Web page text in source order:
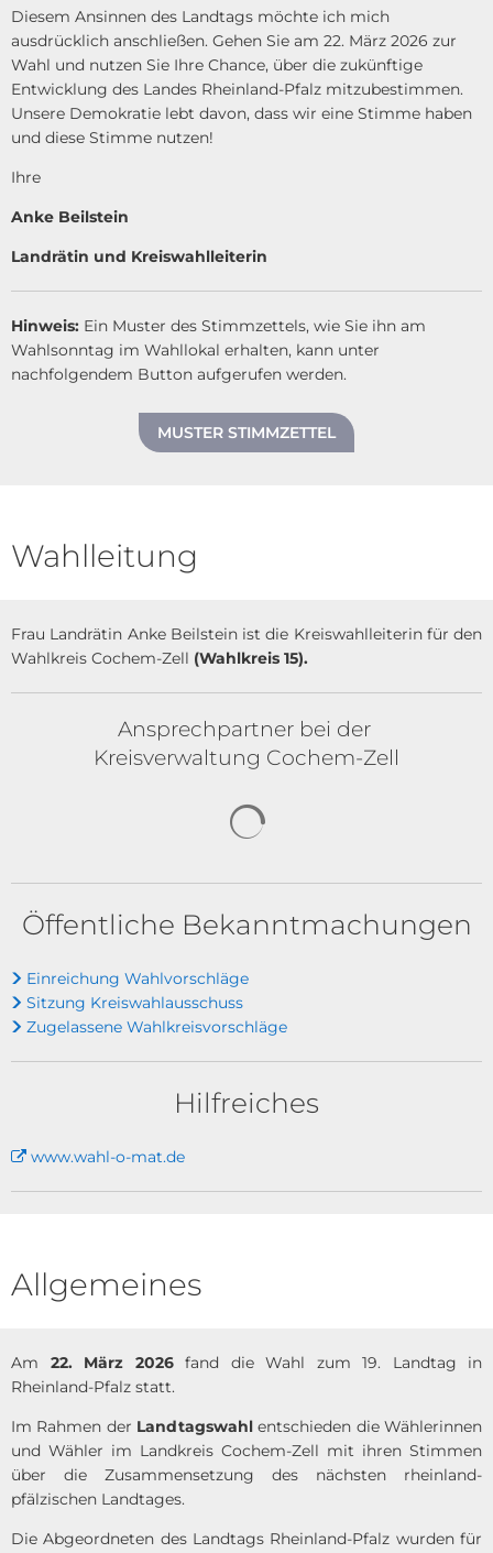
Diesem Ansinnen des Landtags möchte ich mich
ausdrücklich anschließen. Gehen Sie am 22. März 2026 zur
Wahl und nutzen Sie Ihre Chance, über die zukünftige
Entwicklung des Landes Rheinland-Pfalz mitzubestimmen.
Unsere Demokratie lebt davon, dass wir eine Stimme haben
und diese Stimme nutzen!
Ihre
Anke Beilstein
Landrätin und Kreiswahlleiterin
Hinweis: Ein Muster des Stimmzettels, wie Sie ihn am
Wahlsonntag im Wahllokal erhalten, kann unter
nachfolgendem Button aufgerufen werden.
MUSTER STIMMZETTEL
Wahlleitung
Frau Landrätin Anke Beilstein ist die Kreiswahlleiterin für den
Wahlkreis Cochem-Zell (Wahlkreis 15).
Ansprechpartner bei der
Kreisverwaltung Cochem-Zell
Öffentliche Bekanntmachungen
Einreichung Wahlvorschläge
Sitzung Kreiswahlausschuss
Zugelassene Wahlkreisvorschläge
Hilfreiches
www.wahl-o-mat.de
Allgemeines
Am 22. März 2026 fand die Wahl zum 19. Landtag in
Rheinland-Pfalz statt.
Im Rahmen der Landtagswahlentschieden die Wählerinnen
und Wähler im Landkreis Cochem-Zell mit ihren Stimmen
über die Zusammensetzung des nächsten rheinland-
pfälzischen Landtages.
Die Abgeordneten des Landtags Rheinland-Pfalz wurden für